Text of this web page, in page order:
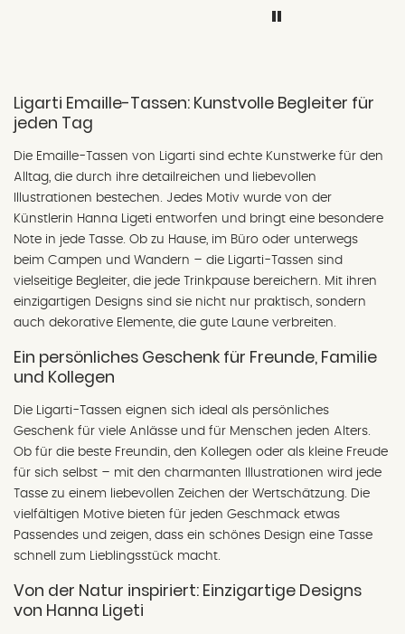
komme ich den Laden
Ligarti Emaille-Tassen: Kunstvolle Begleiter für
jeden Tag
Die Emaille-Tassen von Ligarti sind echte Kunstwerke für den
Alltag, die durch ihre detailreichen und liebevollen
Illustrationen bestechen. Jedes Motiv wurde von der
Künstlerin Hanna Ligeti entworfen und bringt eine besondere
Note in jede Tasse. Ob zu Hause, im Büro oder unterwegs
beim Campen und Wandern – die Ligarti-Tassen sind
vielseitige Begleiter, die jede Trinkpause bereichern. Mit ihren
einzigartigen Designs sind sie nicht nur praktisch, sondern
auch dekorative Elemente, die gute Laune verbreiten.
Ein persönliches Geschenk für Freunde, Familie
und Kollegen
Die Ligarti-Tassen eignen sich ideal als persönliches
Geschenk für viele Anlässe und für Menschen jeden Alters.
Ob für die beste Freundin, den Kollegen oder als kleine Freude
für sich selbst – mit den charmanten Illustrationen wird jede
Tasse zu einem liebevollen Zeichen der Wertschätzung. Die
vielfältigen Motive bieten für jeden Geschmack etwas
Passendes und zeigen, dass ein schönes Design eine Tasse
schnell zum Lieblingsstück macht.
Von der Natur inspiriert: Einzigartige Designs
von Hanna Ligeti